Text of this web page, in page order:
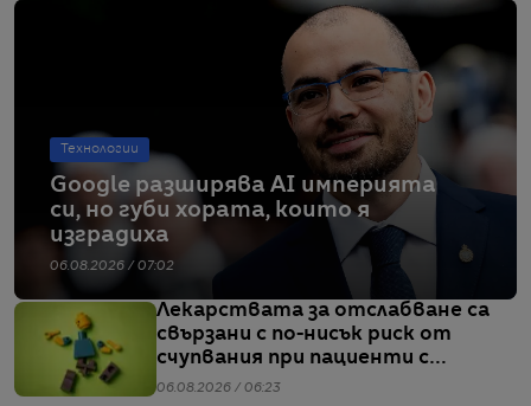
Технологии
Google разширява AI империята
си, но губи хората, които я
изградиха
06.08.2026 / 07:02
Лекарствата за отслабване са
свързани с по-нисък риск от
счупвания при пациенти с
диабет, сочи проучване
06.08.2026 / 06:23